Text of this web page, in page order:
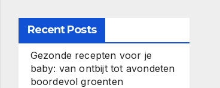
Recent Posts
Gezonde recepten voor je
baby: van ontbijt tot avondeten
boordevol groenten